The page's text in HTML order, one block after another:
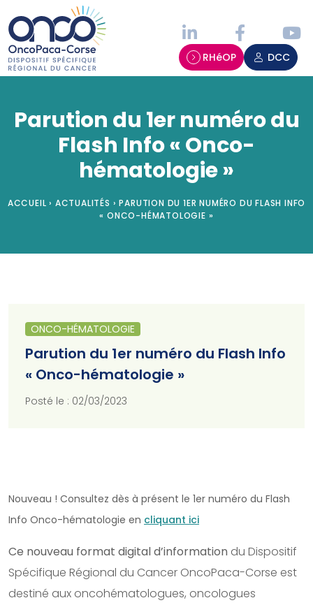
RHéOP DCC
Parution du 1er numéro du
Flash Info « Onco-
hématologie »
ACCUEIL › ACTUALITÉS › PARUTION DU 1ER NUMÉRO DU FLASH INFO
« ONCO-HÉMATOLOGIE »
ONCO-HÉMATOLOGIE
Parution du 1er numéro du Flash Info
« Onco-hématologie »
Posté le : 02/03/2023
Nouveau ! Consultez dès à présent le 1er numéro du Flash
Info Onco-hématologie en cliquant ici
Ce nouveau format digital d’information du Dispositif
Spécifique Régional du Cancer OncoPaca-Corse est
destiné aux oncohématologues, oncologues
Panneau de gestion des cookies